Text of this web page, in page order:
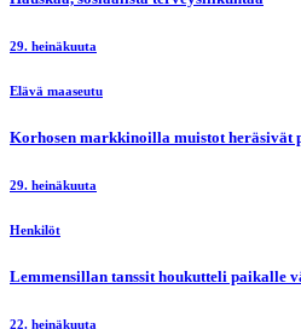
29. heinäkuuta
Elävä maaseutu
Korhosen markkinoilla muistot heräsivät
29. heinäkuuta
Henkilöt
Lemmensillan tanssit houkutteli paikalle
22. heinäkuuta